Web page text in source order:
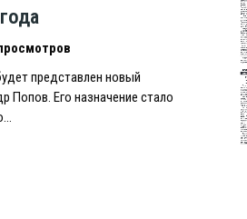
представлен новый
Попов. Его назначение стало